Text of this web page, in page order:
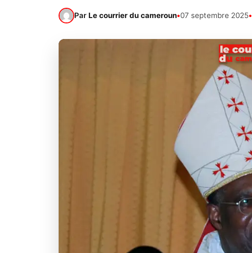
Par Le courrier du cameroun•07 septembre 2025•